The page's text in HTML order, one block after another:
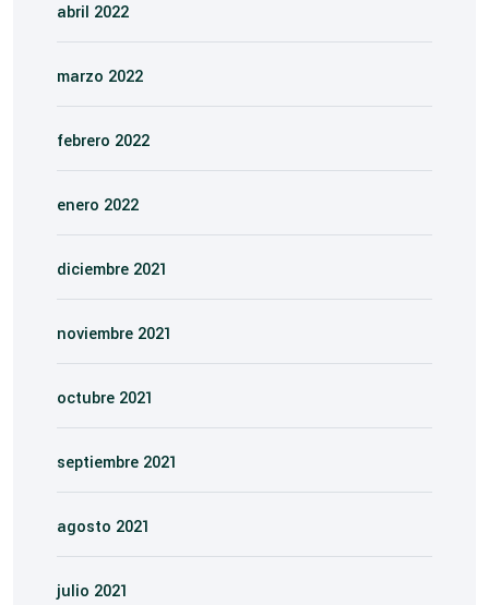
abril 2022
marzo 2022
febrero 2022
enero 2022
diciembre 2021
noviembre 2021
octubre 2021
septiembre 2021
agosto 2021
julio 2021